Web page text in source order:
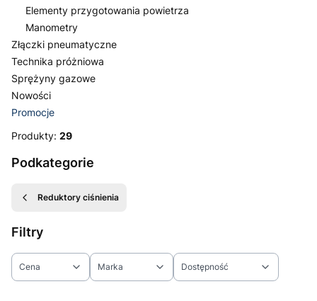
Elementy przygotowania powietrza
Manometry
Złączki pneumatyczne
Technika próżniowa
Sprężyny gazowe
Nowości
Promocje
Koniec menu
Produkty: 29
Podkategorie
Reduktory ciśnienia
Filtry
Cena Marka Dostępność